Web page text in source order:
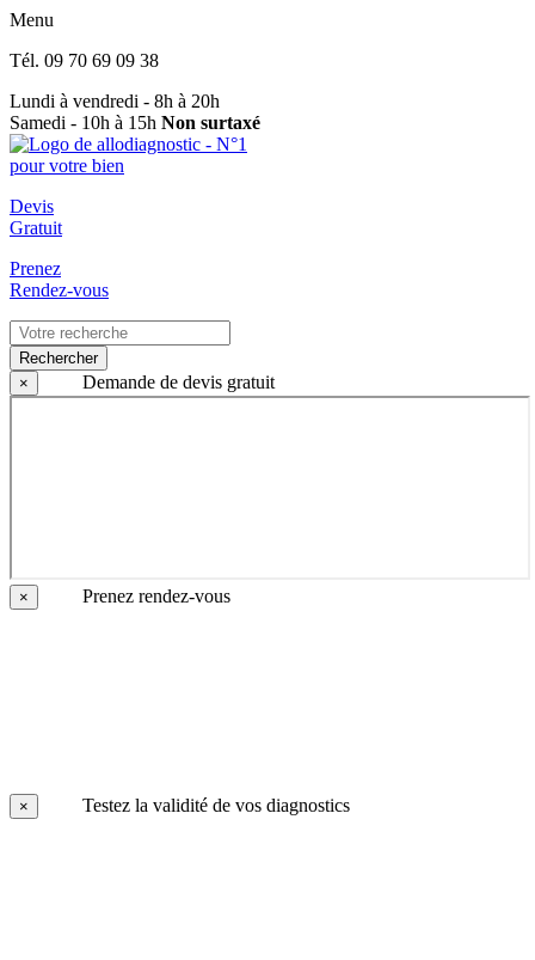
Menu
Tél. 09 70 69 09 38
Lundi à vendredi - 8h à 20h
Samedi - 10h à 15h Non surtaxé
Devis
Gratuit
Prenez
Rendez-vous
Rechercher
×
Demande de devis gratuit
× Prenez rendez-vous
× Testez la validité de vos diagnostics